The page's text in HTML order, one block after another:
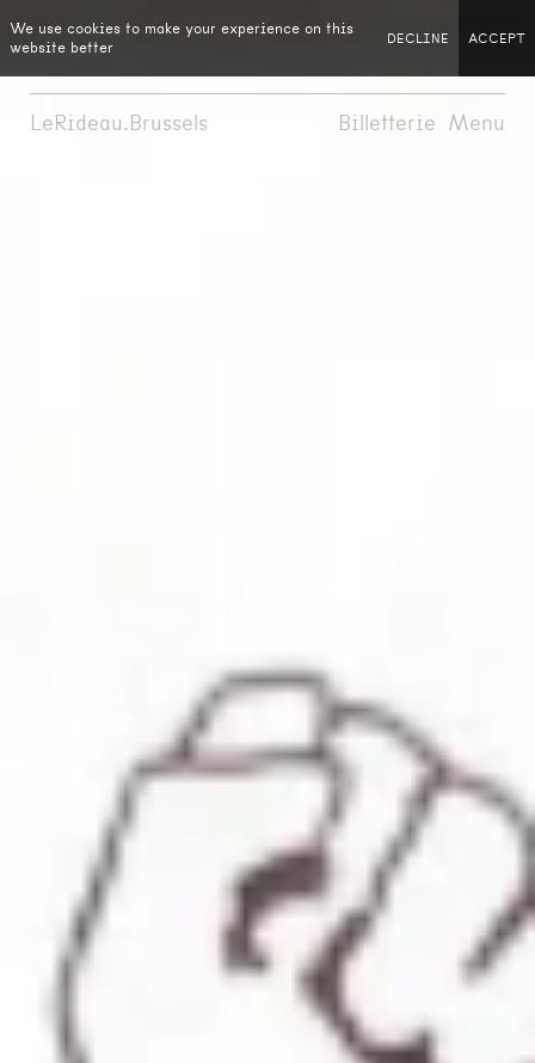
We use cookies to make your experience on this
website better
DECLINE ACCEPT
LeRideau.Brussels Billetterie Menu